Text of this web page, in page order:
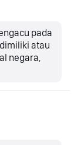
pada
atau
negara,